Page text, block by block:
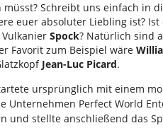
Schreibt uns einfach in
euer absoluter Liebling ist? Ist
Spock? Natürlich sind
Favorit zum Beispiel wäre
Jean-Luc Picard.
ursprünglich mit einem
Unternehmen Perfect World
und stellte anschließend das